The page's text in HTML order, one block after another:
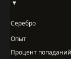
Серебро
Опыт
Процент попаданий